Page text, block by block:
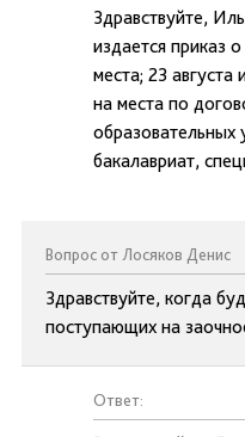
Здравствуйте,
издается приказ
места; 23 августа
на места по
образовательных
бакалавриат,
Вопрос от Лосяков Денис
Здравствуйте, когда
поступающих на
Ответ: